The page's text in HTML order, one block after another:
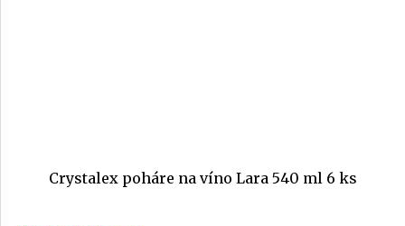
Crystalex poháre na víno Lara 540 ml 6 ks